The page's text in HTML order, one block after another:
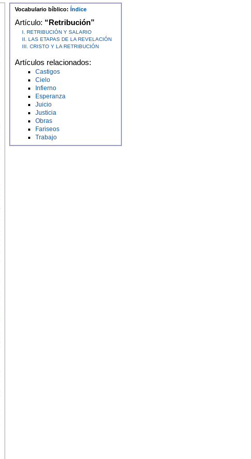
Vocabulario bíblico: Índice
Artículo: “Retribución”
I. RETRIBUCIÓN Y SALARIO
II. LAS ETAPAS DE LA REVELACIÓN
III. CRISTO Y LA RETRIBUCIÓN
Artículos relacionados:
Castigos
Cielo
Infierno
Esperanza
Juicio
Justicia
Obras
Fariseos
Trabajo